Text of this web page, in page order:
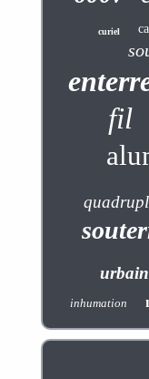
curiel
fil
urbain
inhumation